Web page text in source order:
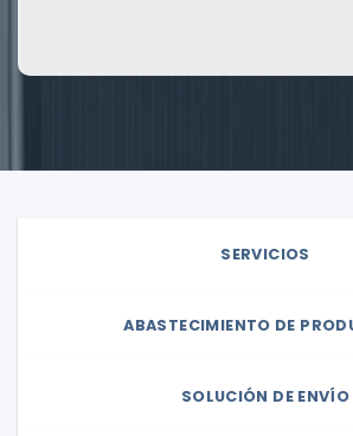
SERVICIOS
ABASTECIMIENTO DE
SOLUCIÓN DE ENVÍO